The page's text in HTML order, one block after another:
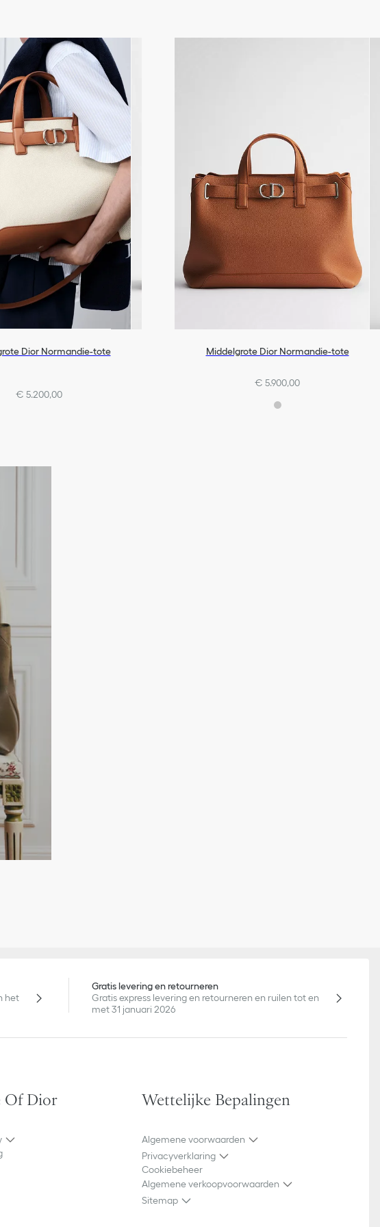
Dior Normandie-tote
€ 5.200,00
Middelgrote Dior Normandie-tote
€ 5.900,00
het
Gratis levering en retourneren
Gratis express levering en retourneren en ruilen tot en
met 31 januari 2026
Of Dior Wettelijke Bepalingen
Algemene voorwaarden
Privacyverklaring
Cookiebeheer
Algemene verkoopvoorwaarden
Sitemap